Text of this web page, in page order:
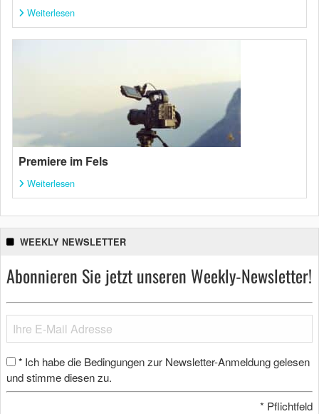
Weiterlesen
Premiere im Fels
Weiterlesen
WEEKLY NEWSLETTER
Abonnieren Sie jetzt unseren Weekly-Newsletter!
* Ich habe die Bedingungen zur Newsletter-Anmeldung gelesen
und stimme diesen zu.
* Pflichtfeld